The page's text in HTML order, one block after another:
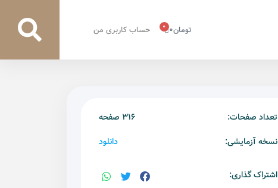
تومان0
0 حساب کاربری من
تعداد صفحات:
316 صفحه
نسخه آزمایشی:
دانلود
اشتراک گذاری: